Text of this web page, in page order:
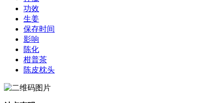
功效
生姜
保存时间
影响
陈化
柑普茶
陈皮枕头